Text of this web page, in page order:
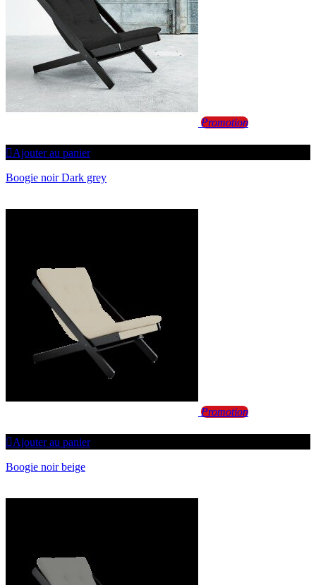
Promotion
Ajouter au panier
Boogie noir Dark grey
Promotion
Ajouter au panier
Boogie noir beige